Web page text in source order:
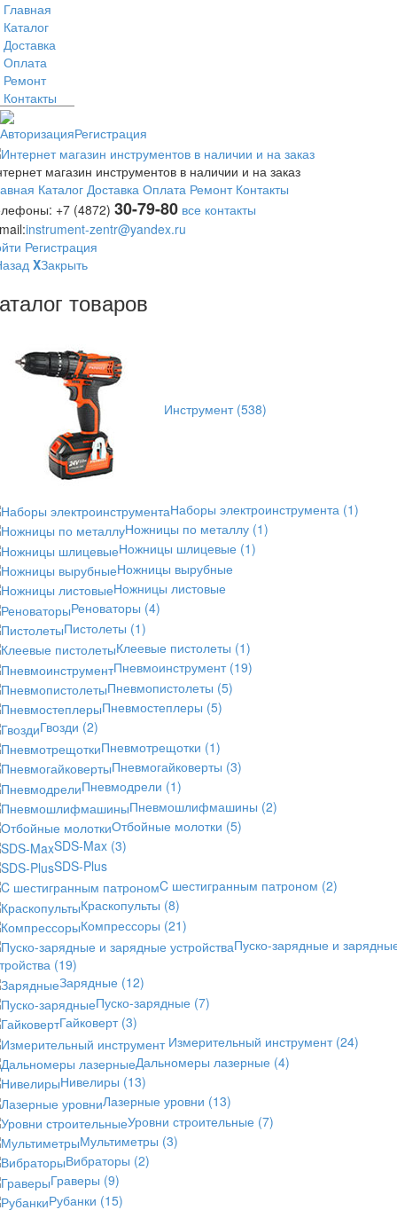
Главная
Каталог
Доставка
Оплата
Ремонт
Контакты
АвторизацияРегистрация
магазин инструментов в наличии и на заказ
Каталог Доставка Оплата Ремонт Контакты
+7 (4872) 30-79-80 все контакты
instrument-zentr@yandex.ru
Регистрация
XЗакрыть
товаров
Инструмент (538)
Наборы электроинструмента (1)
Ножницы по металлу (1)
Ножницы шлицевые (1)
Ножницы вырубные
Ножницы листовые
Реноваторы (4)
Пистолеты (1)
Клеевые пистолеты (1)
Пневмоинструмент (19)
Пневмопистолеты (5)
Пневмостеплеры (5)
Гвозди (2)
Пневмотрещотки (1)
Пневмогайковерты (3)
Пневмодрели (1)
Пневмошлифмашины (2)
Отбойные молотки (5)
SDS-Max (3)
SDS-Plus
C шестигранным патроном (2)
Краскопульты (8)
Компрессоры (21)
Пуско-зарядные и
(19)
Зарядные (12)
Пуско-зарядные (7)
Гайковерт (3)
Измерительный инструмент (24)
Дальномеры лазерные (4)
Нивелиры (13)
Лазерные уровни (13)
Уровни строительные (7)
Мультиметры (3)
Вибраторы (2)
Граверы (9)
Рубанки (15)